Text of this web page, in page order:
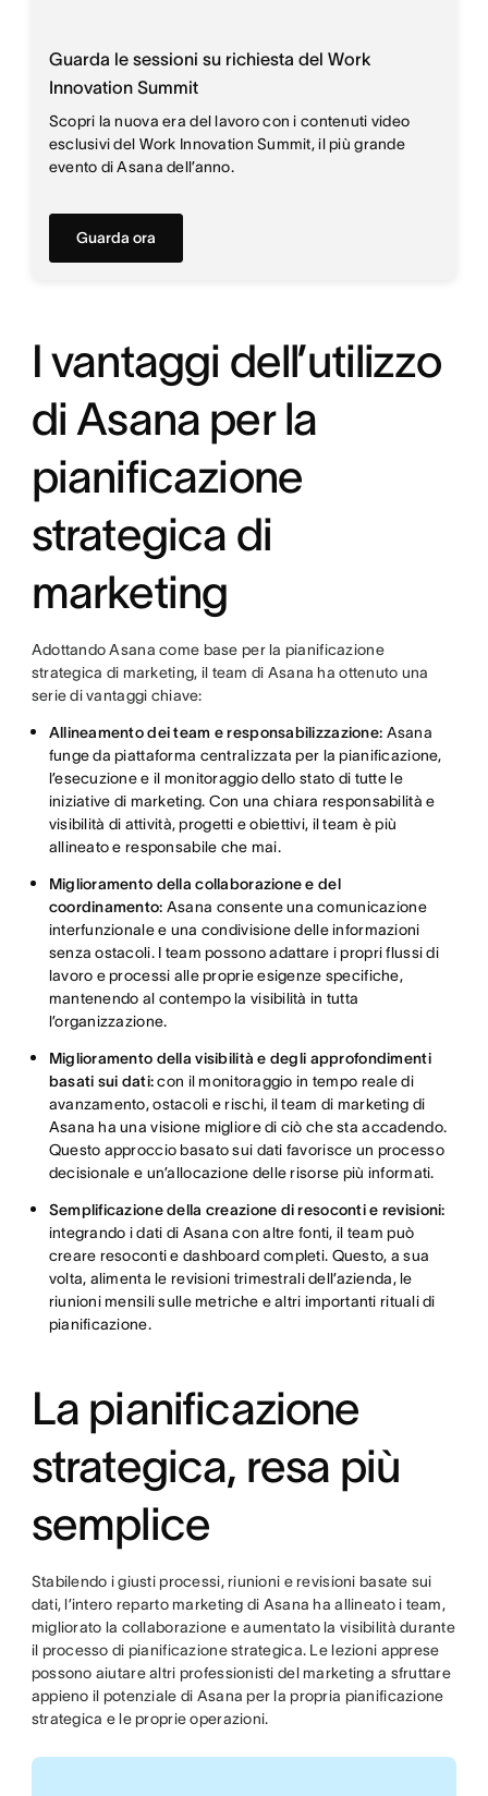
Guarda le sessioni su richiesta del Work
Innovation Summit
Scopri la nuova era del lavoro con i contenuti video
esclusivi del Work Innovation Summit, il più grande
evento di Asana dell’anno.
Guarda ora
I vantaggi dell’utilizzo
di Asana per la
pianificazione
strategica di
marketing
Adottando Asana come base per la pianificazione
strategica di marketing, il team di Asana ha ottenuto una
serie di vantaggi chiave:
Allineamento dei team e responsabilizzazione: Asana
funge da piattaforma centralizzata per la pianificazione,
l’esecuzione e il monitoraggio dello stato di tutte le
iniziative di marketing. Con una chiara responsabilità e
visibilità di attività, progetti e obiettivi, il team è più
allineato e responsabile che mai.
Miglioramento della collaborazione e del
coordinamento: Asana consente una comunicazione
interfunzionale e una condivisione delle informazioni
senza ostacoli. I team possono adattare i propri flussi di
lavoro e processi alle proprie esigenze specifiche,
mantenendo al contempo la visibilità in tutta
l’organizzazione.
Miglioramento della visibilità e degli approfondimenti
basati sui dati:con il monitoraggio in tempo reale di
avanzamento, ostacoli e rischi, il team di marketing di
Asana ha una visione migliore di ciò che sta accadendo.
Questo approccio basato sui dati favorisce un processo
decisionale e un’allocazione delle risorse più informati.
Semplificazione della creazione di resoconti e revisioni:
integrando i dati di Asana con altre fonti, il team può
creare resoconti e dashboard completi. Questo, a sua
volta, alimenta le revisioni trimestrali dell’azienda, le
riunioni mensili sulle metriche e altri importanti rituali di
pianificazione.
La pianificazione
strategica, resa più
semplice
Stabilendo i giusti processi, riunioni e revisioni basate sui
dati, l’intero reparto marketing di Asana ha allineato i team,
migliorato la collaborazione e aumentato la visibilità durante
il processo di pianificazione strategica. Le lezioni apprese
possono aiutare altri professionisti del marketing a sfruttare
appieno il potenziale di Asana per la propria pianificazione
strategica e le proprie operazioni.